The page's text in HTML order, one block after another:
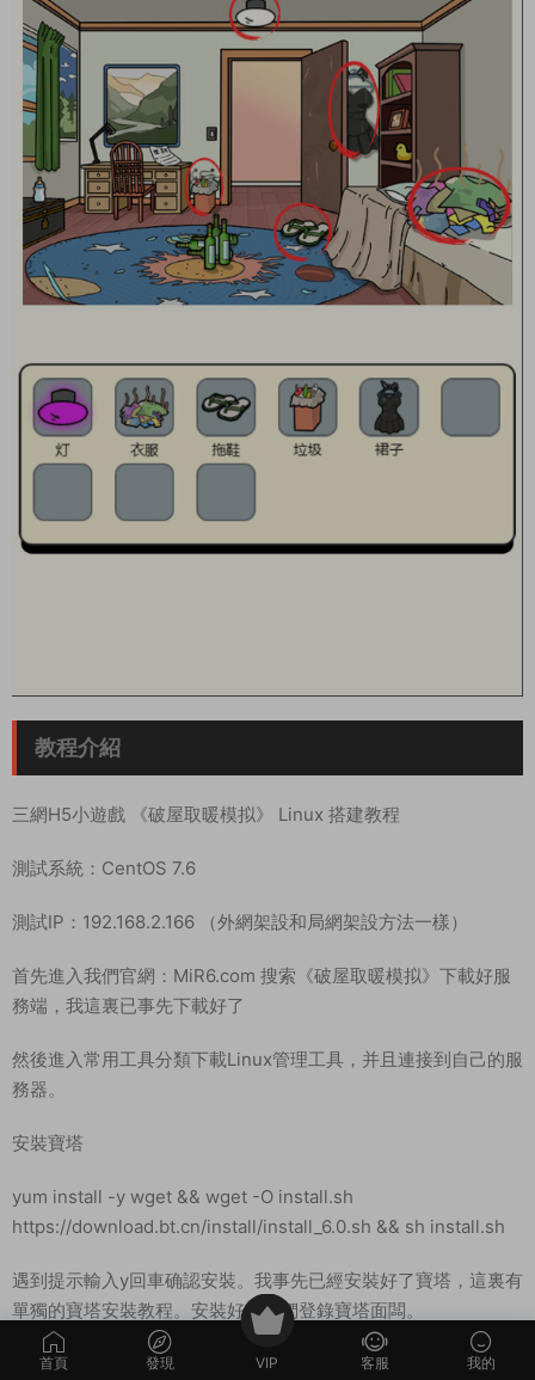
教程介紹
三網H5小遊戲 《破屋取暖模拟》 Linux 搭建教程
測試系統：CentOS 7.6
測試IP：192.168.2.166 （外網架設和局網架設方法一樣）
首先進入我們官網：MiR6.com 搜索《破屋取暖模拟》下載好服
務端，我這裏已事先下載好了
然後進入常用工具分類下載Linux管理工具，并且連接到自己的服
務器。
安裝寶塔
yum install -y wget && wget -O install.sh
https://download.bt.cn/install/install_6.0.sh && sh install.sh
遇到提示輸入y回車确認安裝。我事先已經安裝好了寶塔，這裏有
單獨的寶塔安裝教程。安裝好後我們登錄寶塔面闆。
安裝環境
首頁 發現 VIP 客服 我的